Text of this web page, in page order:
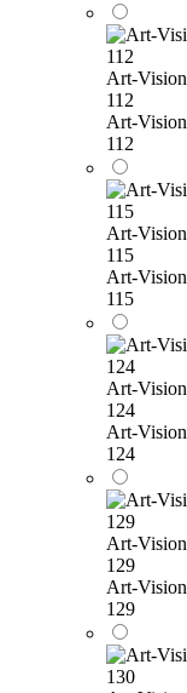
Art-Vision
112
Art-Vision
112
Art-Vision
115
Art-Vision
115
Art-Vision
124
Art-Vision
124
Art-Vision
129
Art-Vision
129